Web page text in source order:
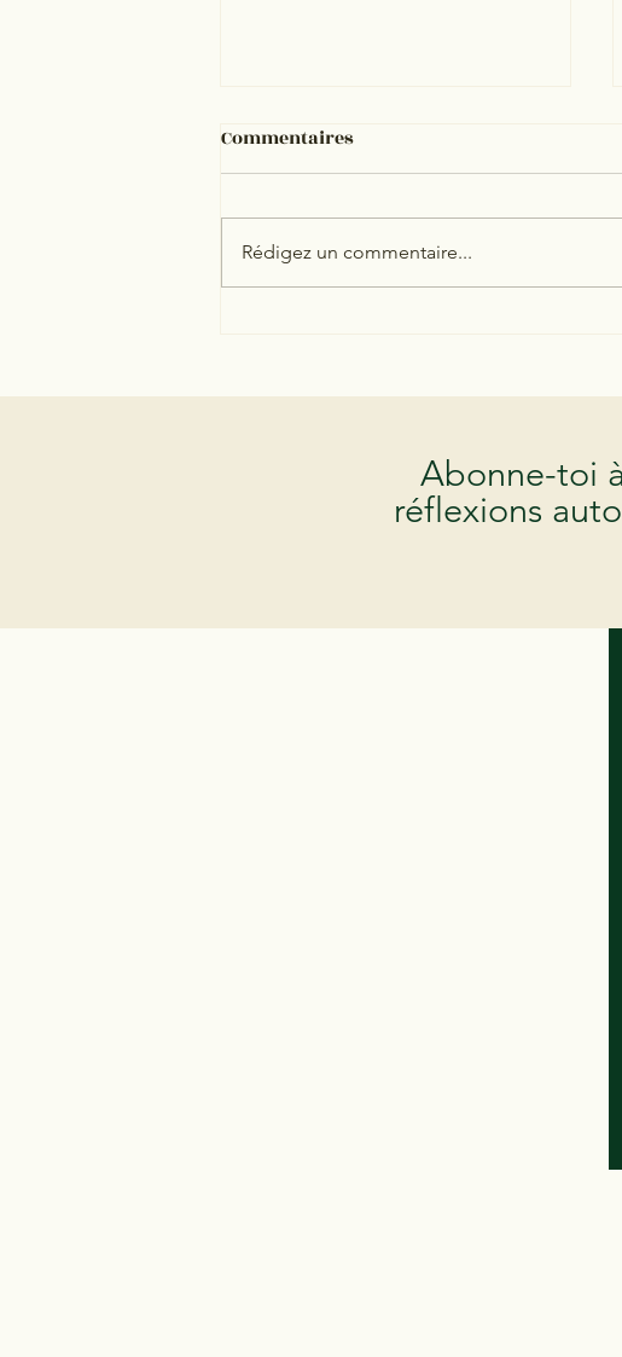
patient ou dilue-t-il le soin ?
Commentaires
Rédigez un commentaire...
Abonne-toi
réflexions